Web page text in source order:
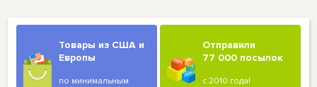
Товары из США и
Европы
по минимальным
Отправили
77 000 посылок
с 2010 года!